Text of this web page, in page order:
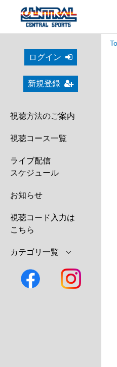
ログイン
新規登録
視聴方法のご案内
視聴コース一覧
ライブ配信
スケジュール
お知らせ
視聴コード入力は
こちら
カテゴリ一覧